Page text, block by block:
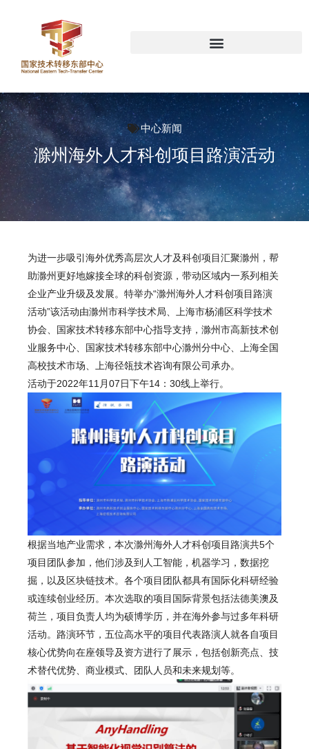
中心新闻
滁州海外人才科创项目路演活动
为进一步吸引海外优秀高层次人才及科创项目汇聚滁州，帮
助滁州更好地嫁接全球的科创资源，带动区域内一系列相关
企业产业升级及发展。特举办“滁州海外人才科创项目路演
活动”该活动由滁州市科学技术局、上海市杨浦区科学技术
协会、国家技术转移东部中心指导支持，滁州市高新技术创
业服务中心、国家技术转移东部中心滁州分中心、上海全国
高校技术市场、上海径瓴技术咨询有限公司承办。
活动于2022年11月07日下午14：30线上举行。
根据当地产业需求，本次滁州海外人才科创项目路演共5个
项目团队参加，他们涉及到人工智能，机器学习，数据挖
掘，以及区块链技术。各个项目团队都具有国际化科研经验
或连续创业经历。本次选取的项目国际背景包括法德美澳及
荷兰，项目负责人均为硕博学历，并在海外参与过多年科研
活动。路演环节，五位高水平的项目代表路演人就各自项目
核心优势向在座领导及资方进行了展示，包括创新亮点、技
术替代优势、商业模式、团队人员和未来规划等。